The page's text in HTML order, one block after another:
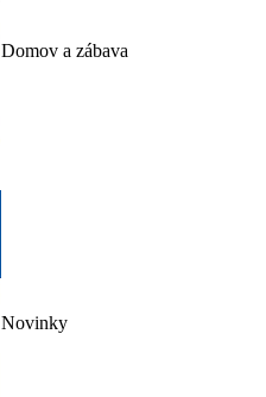
Domov a zábava
Novinky